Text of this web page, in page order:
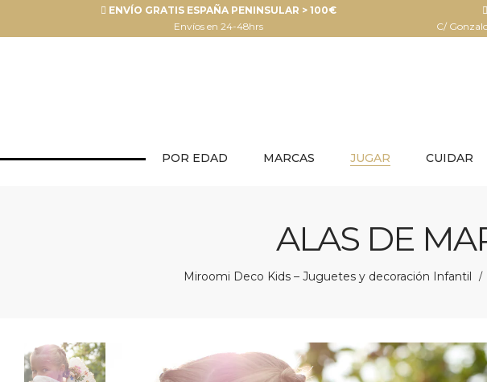
ENVÍO GRATIS ESPAÑA PENINSULAR > 100€
Envíos en 24-48hrs
C/
POR EDAD MARCAS JUGAR CUIDAR
ALAS DE
Miroomi Deco Kids – Juguetes y decoración Infantil /